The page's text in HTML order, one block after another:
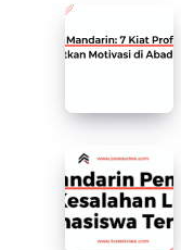
Belajar
Mandarin:
Profesional
Tingkatkan
Motivasi
di
Abad
Mandarin
Pemula:
5
Kesalahan